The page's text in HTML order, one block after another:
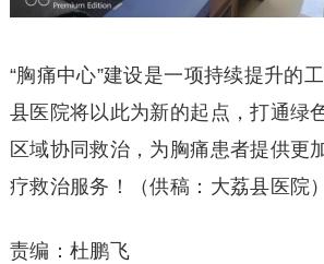
“胸痛中心”建设是一项持续提升的
县医院将以此为新的起点，打通绿
区域协同救治，为胸痛患者提供更
疗救治服务！（供稿：大荔县医院）
责编：杜鹏飞